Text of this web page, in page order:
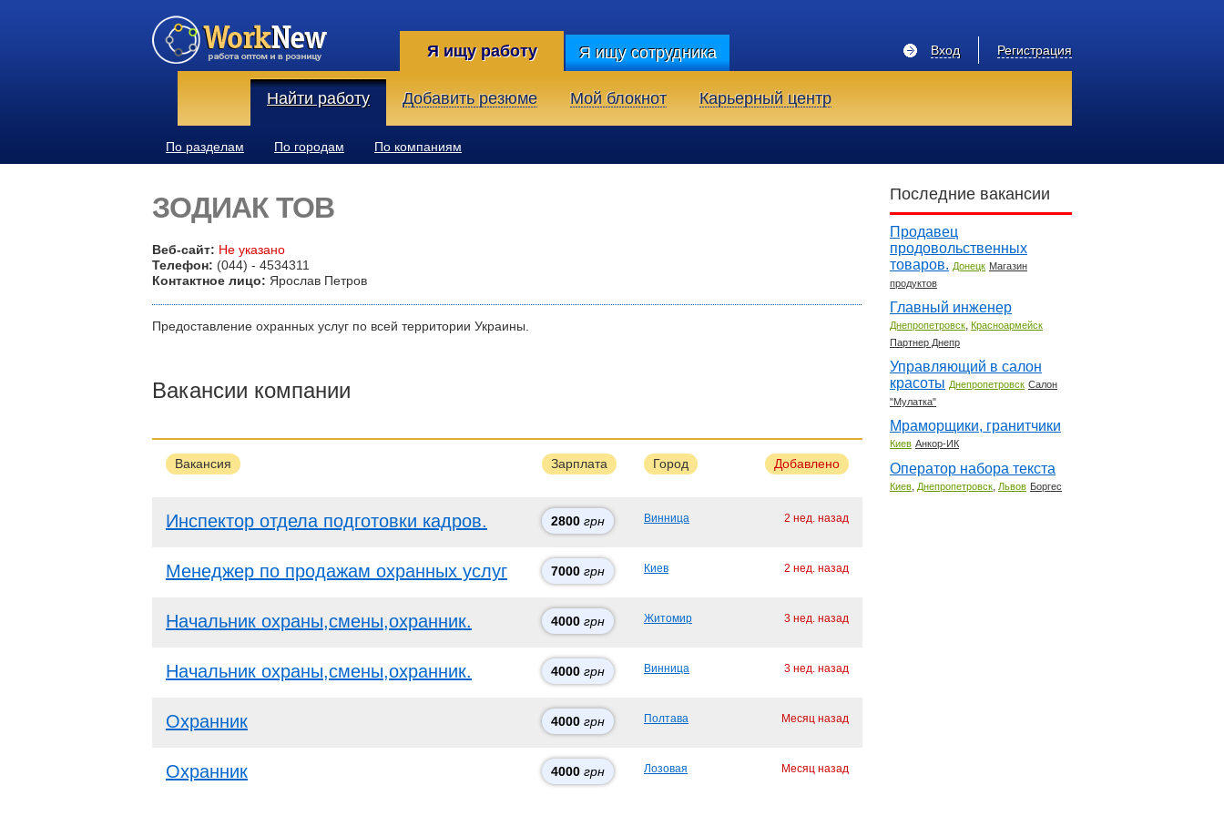
Я ищу работу Я ищу сотрудника Регистрация
Вход
Найти работу Добавить резюме Мой блокнот Карьерный центр
По разделам По городам По компаниям
ЗОДИАК ТОВ
Веб-сайт: Не указано
Телефон: (044) - 4534311
Контактное лицо: Ярослав Петров
Предоставление охранных услуг по всей территории Украины.
Вакансии компании
Вакансия Зарплата Город Добавлено
Инспектор отдела подготовки кадров. 2800 грн Винница 2 нед. назад
Менеджер по продажам охранных услуг 7000 грн Киев 2 нед. назад
Начальник охраны,смены,охранник. 4000 грн Житомир 3 нед. назад
Начальник охраны,смены,охранник. 4000 грн Винница 3 нед. назад
Охранник 4000 грн Полтава Месяц назад
Охранник 4000 грн Лозовая Месяц назад
Последние вакансии
Продавец
продовольственных
товаров. Донецк Магазин
продуктов
Главный инженер
Днепропетровск, Красноармейск
Партнер Днепр
Управляющий в салон
красоты Днепропетровск Салон
"Мулатка"
Мраморщики, гранитчики
Киев Анкор-ИК
Оператор набора текста
Киев, Днепропетровск, Львов Боргес